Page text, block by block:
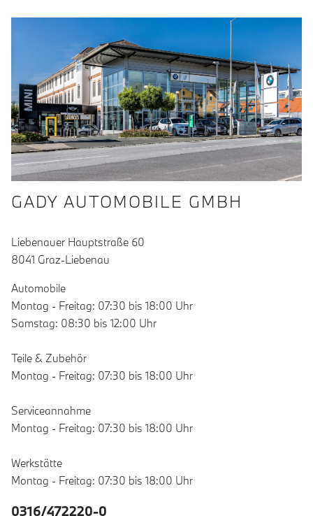
GADY AUTOMOBILE GMBH
Liebenauer Hauptstraße 60
8041 Graz-Liebenau
Automobile
Montag - Freitag: 07:30 bis 18:00 Uhr
Samstag: 08:30 bis 12:00 Uhr
Teile & Zubehör
Montag - Freitag: 07:30 bis 18:00 Uhr
Serviceannahme
Montag - Freitag: 07:30 bis 18:00 Uhr
Werkstätte
Montag - Freitag: 07:30 bis 18:00 Uhr
0316/472220-0